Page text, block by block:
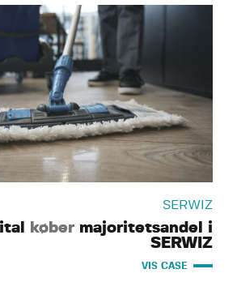
SERWIZ
købermajoritetsandel i
SERWIZ
VIS CASE